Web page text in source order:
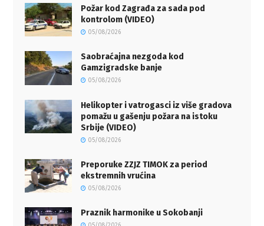
Požar kod Zagrađa za sada pod
kontrolom (VIDEO)
05/08/2026
Saobraćajna nezgoda kod
Gamzigradske banje
05/08/2026
Helikopter i vatrogasci iz više gradova
pomažu u gašenju požara na istoku
Srbije (VIDEO)
05/08/2026
Preporuke ZZJZ TIMOK za period
ekstremnih vrućina
05/08/2026
Praznik harmonike u Sokobanji